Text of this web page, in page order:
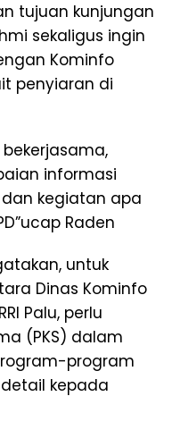
tujuan kunjungan
sekaligus ingin
Kominfo
penyiaran di
informasi
kegiatan apa
Raden
untuk
Dinas Kominfo
Palu, perlu
(PKS) dalam
program
kepada